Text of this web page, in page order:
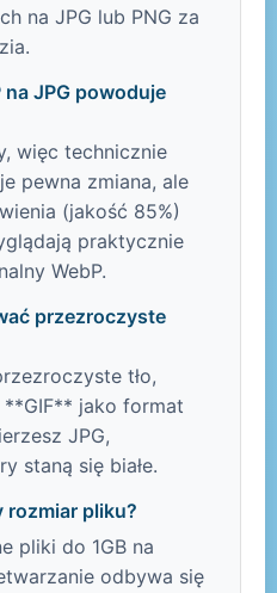
na JPG lub PNG za
JPG powoduje
więc technicznie
pewna zmiana, ale
(jakość 85%)
praktycznie
WebP.
przezroczyste
tło,
jako format
JPG,
staną się białe.
rozmiar pliku?
pliki do 1GB na
odbywa się